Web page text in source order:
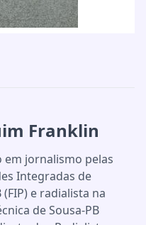
Franklin
em jornalismo pelas
Integradas de
(FIP) e radialista na
de Sousa-PB